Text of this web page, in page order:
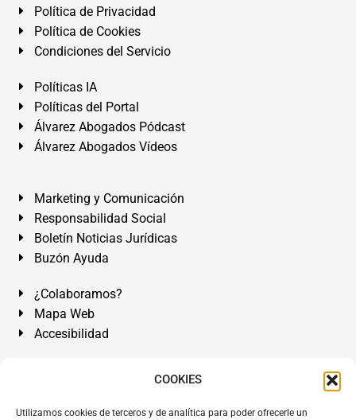
COOKIES
Utilizamos cookies de terceros y de analítica para poder ofrecerle un
Política de Privacidad
Política de Cookies
Condiciones del Servicio
Políticas IA
Políticas del Portal
Álvarez Abogados Pódcast
Álvarez Abogados Vídeos
Marketing y Comunicación
Responsabilidad Social
Boletín Noticias Jurídicas
Buzón Ayuda
¿Colaboramos?
Mapa Web
Accesibilidad
Álvarez Abogados Tenerife:Calle Teobaldo Power Nº 7,
de Tenerife. Islas Canarias.